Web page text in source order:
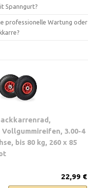
Spanngurt?
professionelle Wartung oder
3.00-4
bis 80 kg, 260 x 85
22,99 €